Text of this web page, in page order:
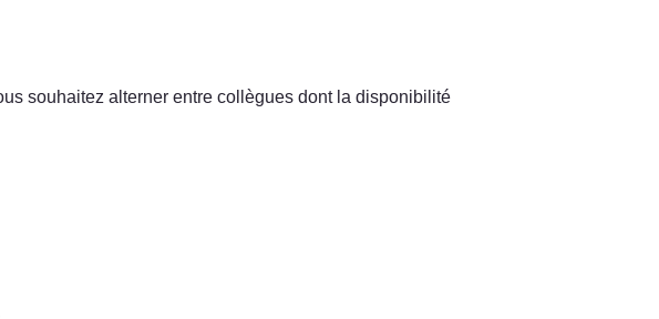
souhaitez alterner entre collègues dont la disponibilité